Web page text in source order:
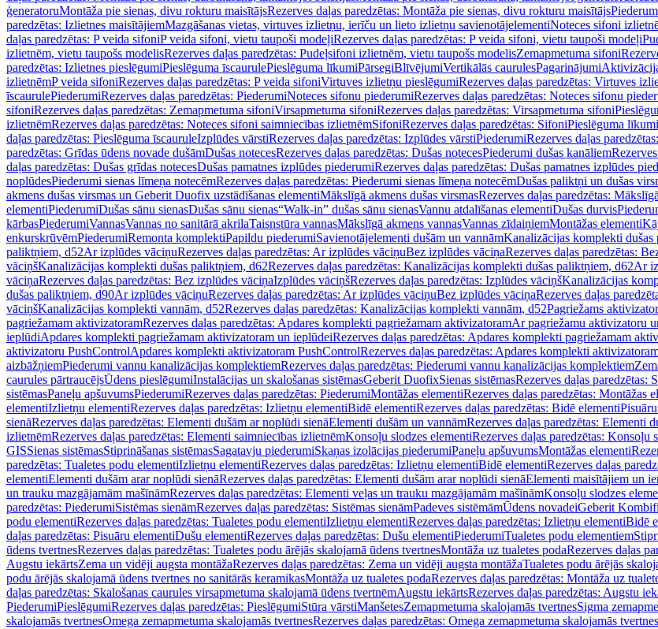
ģeneratoruMontāža pie sienas, divu rokturu maisītājsRezerves daļas paredzētas: Montāža pie sienas, divu rokturu maisītājs
paredzētas: Izlietnes maisītājiemMazgāšanas vietas, virtuves izlietņu, ierīču un lieto izlietņu savienotājelementiNoteces sifoni
daļas paredzētas: P veida sifoniP veida sifoni, vietu taupoši modeļiRezerves daļas paredzētas: P veida sifoni, vietu taupoši modeļi
izlietnēm, vietu taupošs modelisRezerves daļas paredzētas: Pudeļsifoni izlietnēm, vietu taupošs modelisZemapmetuma sifoni
paredzētas: Izlietnes pieslēgumiPieslēguma īscaurulePieslēguma līkumiPārsegiBlīvējumiVertikālās caurulesPagarinājumi
izlietnēmP veida sifoniRezerves daļas paredzētas: P veida sifoniVirtuves izlietņu pieslēgumiRezerves daļas paredzētas: Virtuves
īscaurulePiederumiRezerves daļas paredzētas: PiederumiNoteces sifonu piederumiRezerves daļas paredzētas: Noteces sifonu
sifoniRezerves daļas paredzētas: Zemapmetuma sifoniVirsapmetuma sifoniRezerves daļas paredzētas: Virsapmetuma sifoni
izlietnēmRezerves daļas paredzētas: Noteces sifoni saimniecības izlietnēmSifoniRezerves daļas paredzētas: SifoniPieslēguma līkumi
daļas paredzētas: Pieslēguma īscauruleIzplūdes vārstiRezerves daļas paredzētas: Izplūdes vārstiPiederumiRezerves daļas
paredzētas: Grīdas ūdens novade dušāmDušas notecesRezerves daļas paredzētas: Dušas notecesPiederumi dušas kanāliem
daļas paredzētas: Dušas grīdas notecesDušas pamatnes izplūdes piederumiRezerves daļas paredzētas: Dušas pamatnes izplūdes
noplūdesPiederumi sienas līmeņa notecēmRezerves daļas paredzētas: Piederumi sienas līmeņa notecēmDušas paliktņi un dušas
akmens dušas virsmas un Geberit Duofix uzstādīšanas elementiMākslīgā akmens dušas virsmasRezerves daļas paredzētas:
elementiPiederumiDušas sānu sienasDušas sānu sienas“Walk-in” dušas sānu sienasVannu atdalīšanas elementiDušas durvis
kārbasPiederumiVannasVannas no sanitārā akrilaTaisnstūra vannasMākslīgā akmens vannasVannas zīdaiņiemMontāžas elementi
enkurskrūvēmPiederumiRemonta komplektiPapildu piederumiSavienotājelementi dušām un vannāmKanalizācijas komplekti dušas
paliktņiem, d52Ar izplūdes vāciņuRezerves daļas paredzētas: Ar izplūdes vāciņuBez izplūdes vāciņaRezerves daļas paredzētas:
vāciņšKanalizācijas komplekti dušas paliktņiem, d62Rezerves daļas paredzētas: Kanalizācijas komplekti dušas paliktņiem, d62Ar
vāciņaRezerves daļas paredzētas: Bez izplūdes vāciņaIzplūdes vāciņšRezerves daļas paredzētas: Izplūdes vāciņšKanalizācijas
dušas paliktņiem, d90Ar izplūdes vāciņuRezerves daļas paredzētas: Ar izplūdes vāciņuBez izplūdes vāciņaRezerves daļas
vāciņšKanalizācijas komplekti vannām, d52Rezerves daļas paredzētas: Kanalizācijas komplekti vannām, d52Pagriežams
pagriežamam aktivizatoramRezerves daļas paredzētas: Apdares komplekti pagriežamam aktivizatoramAr pagriežamu aktivizatoru
ieplūdiApdares komplekti pagriežamam aktivizatoram un ieplūdeiRezerves daļas paredzētas: Apdares komplekti pagriežamam
aktivizatoru PushControlApdares komplekti aktivizatoram PushControlRezerves daļas paredzētas: Apdares komplekti
aizbāžņiemPiederumi vannu kanalizācijas komplektiemRezerves daļas paredzētas: Piederumi vannu kanalizācijas komplektiem
caurules pārtraucējsŪdens pieslēgumiInstalācijas un skalošanas sistēmasGeberit DuofixSienas sistēmasRezerves daļas paredzētas:
sistēmasPaneļu apšuvumsPiederumiRezerves daļas paredzētas: PiederumiMontāžas elementiRezerves daļas paredzētas: Montāžas
elementiIzlietņu elementiRezerves daļas paredzētas: Izlietņu elementiBidē elementiRezerves daļas paredzētas: Bidē elementi
sienāRezerves daļas paredzētas: Elementi dušām ar noplūdi sienāElementi dušām un vannāmRezerves daļas paredzētas: Elementi
izlietnēmRezerves daļas paredzētas: Elementi saimniecības izlietnēmKonsoļu slodzes elementiRezerves daļas paredzētas: Konsoļu
GISSienas sistēmasStiprināšanas sistēmasSagatavju piederumiSkaņas izolācijas piederumiPaneļu apšuvumsMontāžas elementi
paredzētas: Tualetes podu elementiIzlietņu elementiRezerves daļas paredzētas: Izlietņu elementiBidē elementiRezerves daļas
elementiElementi dušām arar noplūdi sienāRezerves daļas paredzētas: Elementi dušām arar noplūdi sienāElementi maisītājiem un
un trauku mazgājamām mašīnāmRezerves daļas paredzētas: Elementi veļas un trauku mazgājamām mašīnāmKonsoļu slodzes
paredzētas: PiederumiSistēmas sienāmRezerves daļas paredzētas: Sistēmas sienāmPadeves sistēmāmŪdens novadeiGeberit
podu elementiRezerves daļas paredzētas: Tualetes podu elementiIzlietņu elementiRezerves daļas paredzētas: Izlietņu elementiBidē
daļas paredzētas: Pisuāru elementiDušu elementiRezerves daļas paredzētas: Dušu elementiPiederumiTualetes podu elementiem
ūdens tvertnesRezerves daļas paredzētas: Tualetes podu ārējās skalojamā ūdens tvertnesMontāža uz tualetes podaRezerves daļas
Augstu iekārtsZema un vidēji augsta montāžaRezerves daļas paredzētas: Zema un vidēji augsta montāžaTualetes podu ārējās
podu ārējās skalojamā ūdens tvertnes no sanitārās keramikasMontāža uz tualetes podaRezerves daļas paredzētas: Montāža uz
daļas paredzētas: Skalošanas caurules virsapmetuma skalojamā ūdens tvertnēmAugstu iekārtsRezerves daļas paredzētas: Augstu
PiederumiPieslēgumiRezerves daļas paredzētas: PieslēgumiStūra vārstiManšetesZemapmetuma skalojamās tvertnesSigma
skalojamās tvertnesOmega zemapmetuma skalojamās tvertnesRezerves daļas paredzētas: Omega zemapmetuma skalojamās tvertnes